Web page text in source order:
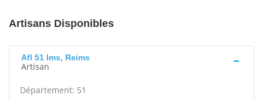
Artisans Disponibles
Afl 51 Ims, Reims
Artisan
Département: 51